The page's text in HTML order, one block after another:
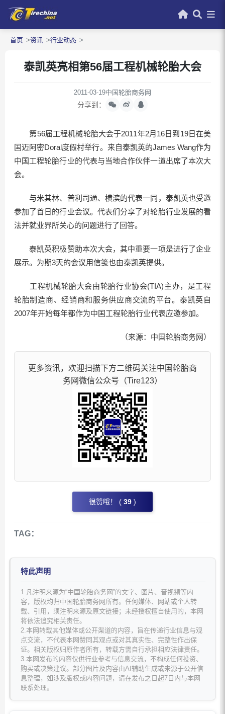
首页 资讯 行业动态
泰凯英亮相第56届工程机械轮胎大会
2011-03-19中国轮胎商务网
分享到：
第56届工程机械轮胎大会于2011年2月16日到19日在美
国迈阿密Doral度假村举行。来自泰凯英的James Wang作为
中国工程轮胎行业的代表与当地合作伙伴一道出席了本次大
会。
与米其林、普利司通、横滨的代表一同，泰凯英也受邀
参加了首日的行业会议。代表们分享了对轮胎行业发展的看
法并就业界所关心的问题进行了回答。
泰凯英积极赞助本次大会，其中重要一项是进行了企业
展示。为期3天的会议用信笺也由泰凯英提供。
工程机械轮胎大会由轮胎行业协会(TIA)主办，是工程
轮胎制造商、经销商和服务供应商交流的平台。泰凯英自
2007年开始每年都作为中国工程轮胎行业代表应邀参加。
（来源：中国轮胎商务网）
更多资讯，欢迎扫描下方二维码关注中国轮胎商
务网微信公众号（Tire123）
很赞哦！ ( 39 )
TAG：
特此声明
1.凡注明来源为“中国轮胎商务网”的文字、图片、音视频等内
容，版权均归中国轮胎商务网所有。任何媒体、网站或个人转
载、引用，须注明来源及原文链接；未经授权擅自使用的，本网
将依法追究相关责任。
2.本网转载其他媒体或公开渠道的内容，旨在传递行业信息与观
点交流，不代表本网赞同其观点或对其真实性、完整性作出保
证。相关版权归原作者所有，转载方需自行承担相应法律责任。
3.本网发布的内容仅供行业参考与信息交流，不构成任何投资、
购买或决策建议。部分图片及内容由AI辅助生成或来源于公开信
息整理，如涉及版权或内容问题，请在发布之日起7日内与本网
联系处理。